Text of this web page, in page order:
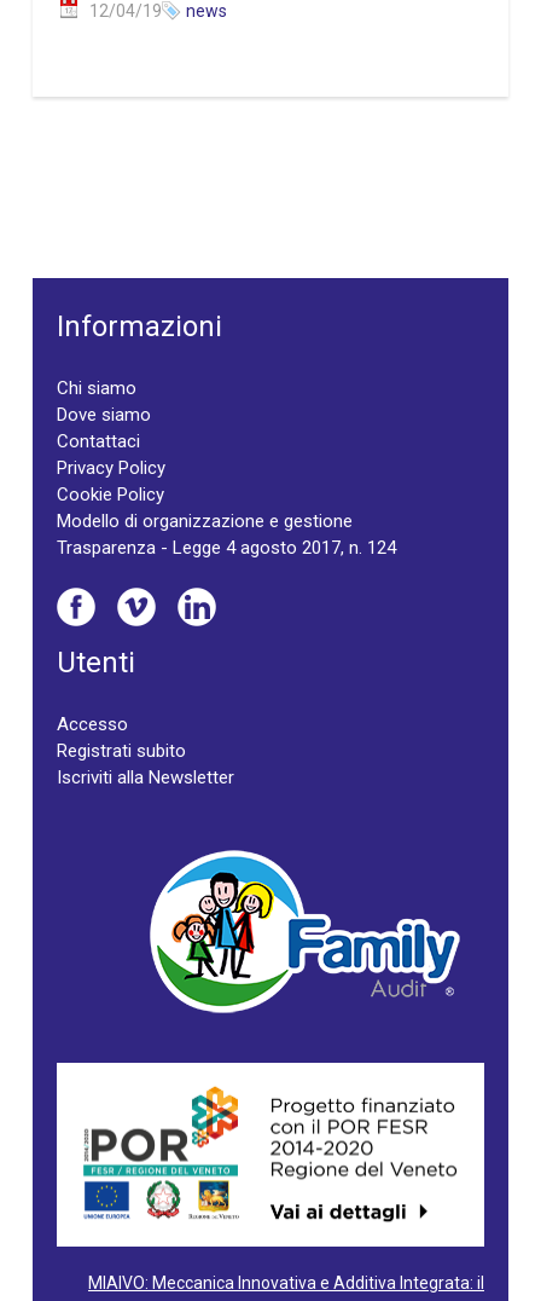
12/04/19 news
Informazioni
Chi siamo
Dove siamo
Contattaci
Privacy Policy
Cookie Policy
Modello di organizzazione e gestione
Trasparenza - Legge 4 agosto 2017, n. 124
Utenti
Accesso
Registrati subito
Iscriviti alla Newsletter
MIAIVO: Meccanica Innovativa e Additiva Integrata: il